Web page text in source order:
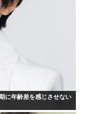
に年齢差を感じさせない